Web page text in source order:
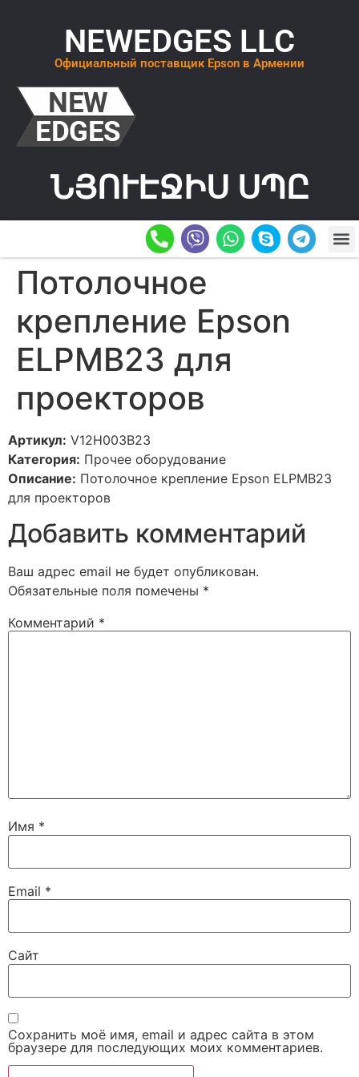
NEWEDGES LLC
Официальный поставщик Epson в Армении
ՆՅՈՒԷՋԻՍ ՍՊԸ
Потолочное
крепление Epson
ELPMB23 для
проекторов
Артикул: V12H003B23
Категория: Прочее оборудование
Описание: Потолочное крепление Epson ELPMB23
для проекторов
Добавить комментарий
Ваш адрес email не будет опубликован.
Обязательные поля помечены *
Комментарий *
Имя *
Email *
Сайт
Сохранить моё имя, email и адрес сайта в этом
браузере для последующих моих комментариев.